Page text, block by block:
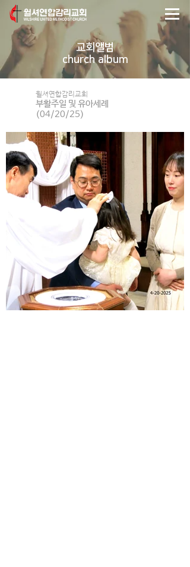
교회앨범
church album
윌셔연합감리교회
부활주일 및 유아세례
(04/20/25)